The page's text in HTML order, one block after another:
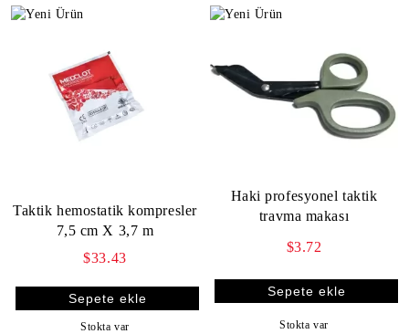
Taktik hemostatik kompresler
7,5 cm X 3,7 m
$33.43
Stokta var
Haki profesyonel taktik
travma makası
$3.72
Stokta var